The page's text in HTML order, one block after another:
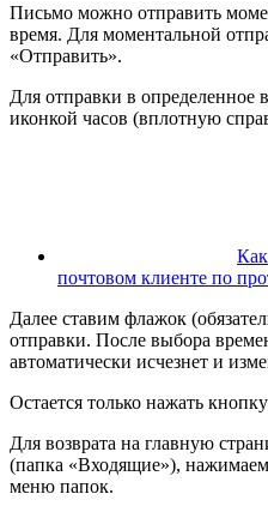
Письмо можно отправить
время. Для моментальной
«Отправить».
Для отправки в определенное
иконкой часов (вплотную
почтовом клиенте по
Далее ставим флажок
отправки. После выбора
автоматически исчезнет и
Остается только нажать
Для возврата на главную
(папка «Входящие»),
меню папок.